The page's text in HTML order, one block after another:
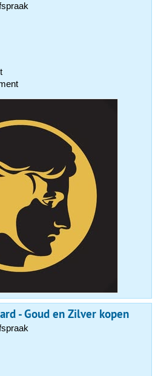
- Goud en Zilver kopen